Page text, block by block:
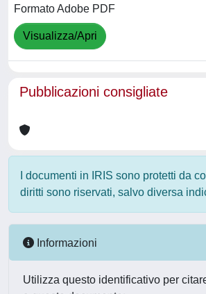
Formato Adobe PDF
Visualizza/Apri
Pubblicazioni consigliate
I documenti in IRIS sono protetti da
diritti sono riservati, salvo diversa
Informazioni
Utilizza questo identificativo per